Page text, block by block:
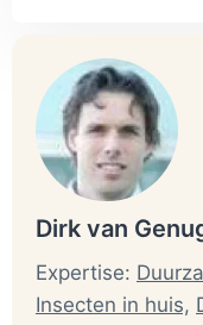
Dirk van
Expertise:
Insecten in huis,